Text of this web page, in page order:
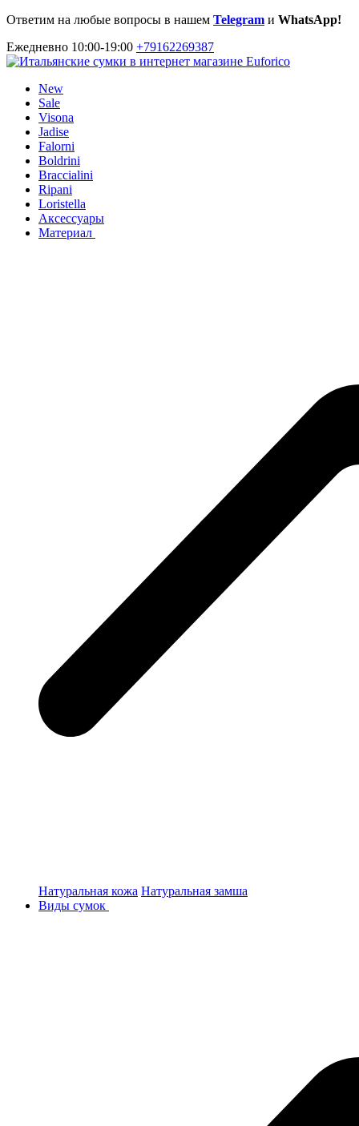
Ответим на любые вопросы в нашем Telegram и WhatsApp!
Ежедневно 10:00-19:00 +79162269387
New
Sale
Visona
Jadise
Falorni
Boldrini
Braccialini
Ripani
Loristella
Аксессуары
Материал
Натуральная кожа Натуральная замша
Виды сумок